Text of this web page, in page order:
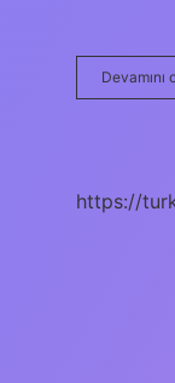
Devamını
https://